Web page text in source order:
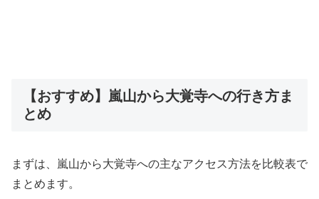
【おすすめ】嵐山から大覚寺への行き方ま
とめ
まずは、嵐山から大覚寺への主なアクセス方法を比較表で
まとめます。